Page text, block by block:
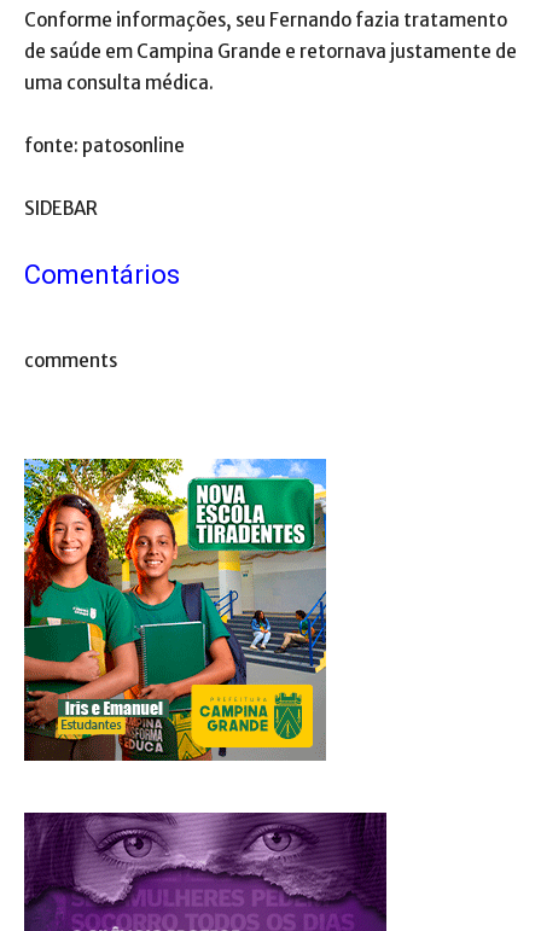
Conforme informações, seu Fernando fazia tratamento
de saúde em Campina Grande e retornava justamente de
uma consulta médica.
fonte: patosonline
SIDEBAR
Comentários
comments